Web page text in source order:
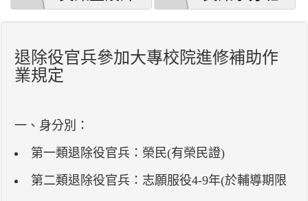
退除役官兵參加大專校院進修補助作
業規定
一、身分別：
第一類退除役官兵：榮民(有榮民證)
第二類退除役官兵：志願服役4-9年(於輔導期限